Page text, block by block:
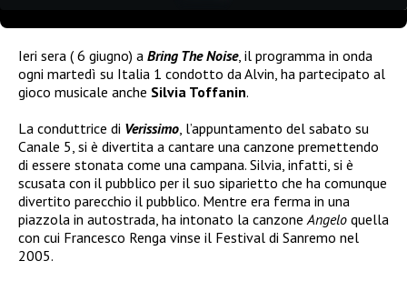
Ieri sera ( 6 giugno) a Bring The Noise, il programma in onda
ogni martedì su Italia 1 condotto da Alvin, ha partecipato al
gioco musicale anche Silvia Toffanin.
La conduttrice di Verissimo , l’appuntamento del sabato su
Canale 5, si è divertita a cantare una canzone premettendo
di essere stonata come una campana. Silvia, infatti, si è
scusata con il pubblico per il suo siparietto che ha comunque
divertito parecchio il pubblico. Mentre era ferma in una
piazzola in autostrada, ha intonato la canzone Angelo quella
con cui Francesco Renga vinse il Festival di Sanremo nel
2005.